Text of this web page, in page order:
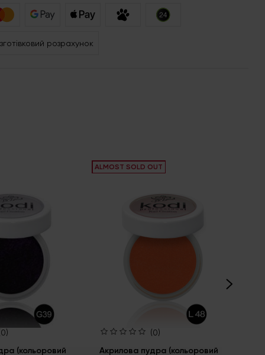
розрахунок
(кольоровий
ALMOST SOLD OUT
(0)
Акрилова пудра (кольоровий